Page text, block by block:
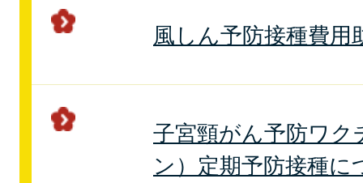
風しん予防接種費用
子宮頸がん予防ワク
ン）定期予防接種に